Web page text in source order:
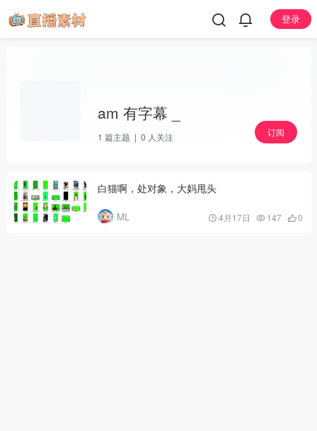
登录
am 有字幕 _
1 篇主题 | 0 人关注 订阅
白猫啊，处对象，大妈甩头
ML 4月17日 147 0